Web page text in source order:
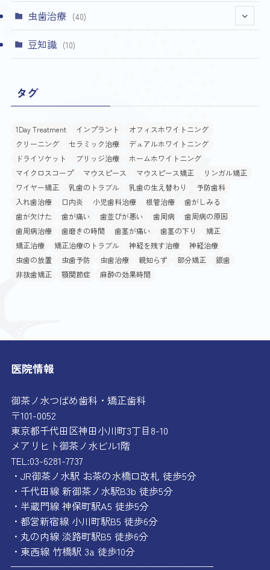
虫歯治療 (40)
豆知識 (10)
タグ
1Day Treatment インプラント
オフィスホワイトニング
クリーニング
セラミック治療
デュアルホワイトニング
ドライソケット
ブリッジ治療
ホームホワイトニング
マイクロスコープ
マウスピース マウスピース矯正
リンガル矯正
ワイヤー矯正
乳歯のトラブル 乳歯の生え替わり
予防歯科
入れ歯治療
口内炎 小児歯科治療 根管治療
歯がしみる
歯が欠けた
歯が痛い 歯並びが悪い 歯周病
歯周病の原因
歯周病治療
歯磨きの時間 歯茎が痛い 歯茎の下り
矯正
矯正治療
矯正治療のトラブル 神経を残す治療
神経治療
虫歯の放置
虫歯予防 虫歯治療 親知らず 部分矯正
銀歯
非抜歯矯正
顎関節症 麻酔の効果時間
医院情報
御茶ノ水つばめ歯科・矯正歯科
〒101-0052
東京都千代田区神田小川町3丁目8-10
メアリヒト御茶ノ水ビル1階
TEL:03-6281-7737
・JR御茶ノ水駅 お茶の水橋口改札 徒歩5分
・千代田線 新御茶ノ水駅B3b 徒歩5分
・半蔵門線 神保町駅A5 徒歩5分
・都営新宿線 小川町駅B5 徒歩6分
・丸の内線 淡路町駅B5 徒歩6分
・東西線 竹橋駅 3a 徒歩10分
—————————————————————